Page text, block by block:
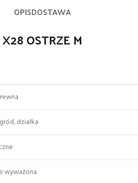
OPISDOSTAWA
OSTRZE M
działka
wyważona